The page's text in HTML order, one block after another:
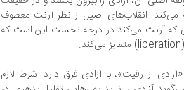
انقلاب‌های اصیل از نظر آرنت معطوف
که آرنت می‌کند در درجه نخست این است که
از رقیت»، با آزادی فرق دارد. شرط لازم